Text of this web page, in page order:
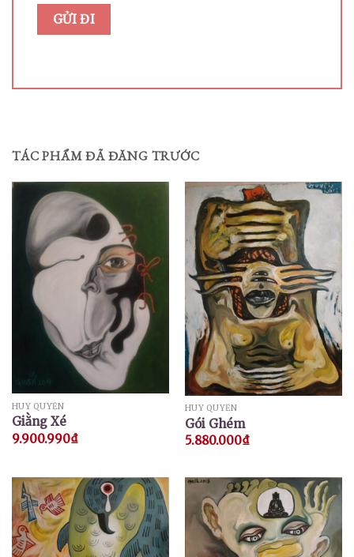
TÁC PHẨM ĐÃ ĐĂNG TRƯỚC
HUY QUYỂN
Giằng Xé
9.900.990₫
HUY QUYỂN
Gói Ghém
5.880.000₫